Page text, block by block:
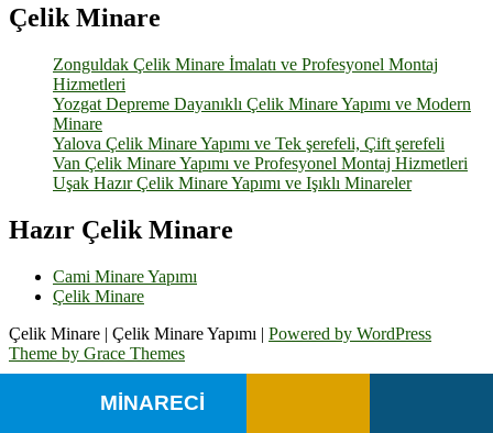
Çelik Minare
Zonguldak Çelik Minare İmalatı ve Profesyonel Montaj
Hizmetleri
Yozgat Depreme Dayanıklı Çelik Minare Yapımı ve Modern
Minare
Yalova Çelik Minare Yapımı ve Tek şerefeli, Çift şerefeli
Van Çelik Minare Yapımı ve Profesyonel Montaj Hizmetleri
Uşak Hazır Çelik Minare Yapımı ve Işıklı Minareler
Hazır Çelik Minare
Cami Minare Yapımı
Çelik Minare
Çelik Minare | Çelik Minare Yapımı | Powered by WordPress
Theme by Grace Themes
MİNARECİ